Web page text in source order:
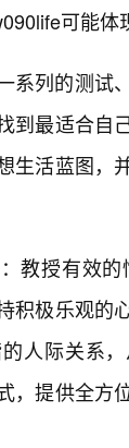
可能体
系列的测试
到最适合自
生活蓝图，
教授有效
积极乐观的
人际关系
，提供全方